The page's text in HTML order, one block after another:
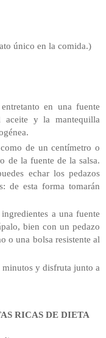
único en la comida.)
en una fuente
aceite y la mantequilla
de un centímetro o
de la fuente de la salsa.
echar los pedazos
de esta forma tomarán
a una fuente
bien con un pedazo
o una bolsa resistente al
y disfruta junto a
RICAS DE DIETA